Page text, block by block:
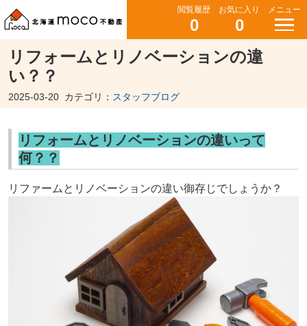
閲覧履歴
0
お気に入り
0
メニュー
リフォームとリノベーションの違
い？？
2025-03-20 カテゴリ： スタッフブログ
リフォームとリノベーションの違いって
何？？
リファームとリノベーションの違い御存じでしょうか？